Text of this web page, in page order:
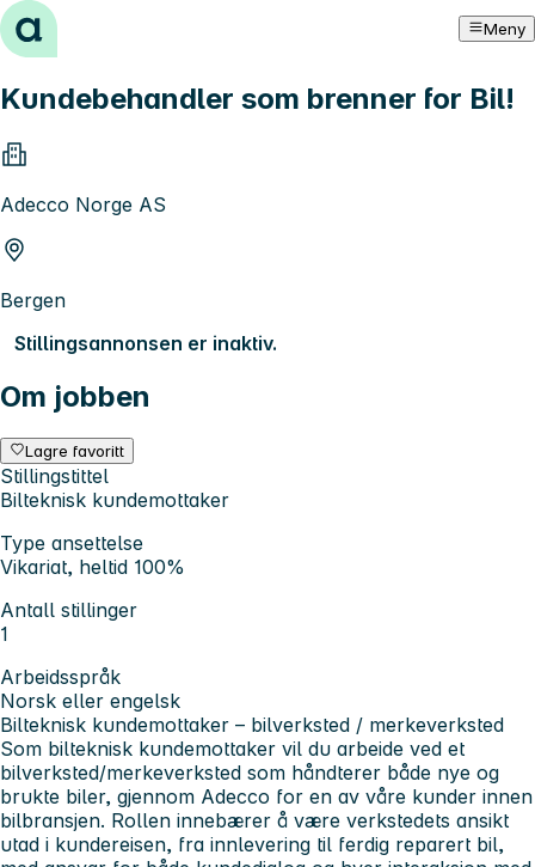
Hopp til innhold Meny
Kundebehandler som brenner for Bil!
Adecco Norge AS
Bergen
Stillingsannonsen er inaktiv.
Om jobben
Lagre favoritt
Stillingstittel
Bilteknisk kundemottaker
Type ansettelse
Vikariat, heltid 100%
Antall stillinger
1
Arbeidsspråk
Norsk eller engelsk
Bilteknisk kundemottaker – bilverksted / merkeverksted
Som bilteknisk kundemottaker vil du arbeide ved et
bilverksted/merkeverksted som håndterer både nye og
brukte biler, gjennom Adecco for en av våre kunder innen
bilbransjen. Rollen innebærer å være verkstedets ansikt
utad i kundereisen, fra innlevering til ferdig reparert bil,